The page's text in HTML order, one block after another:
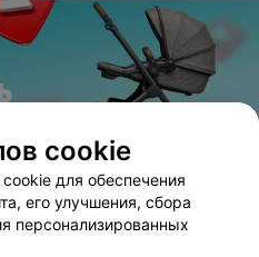
cookie
для обеспечения
его улучшения, сбора
персонализированных